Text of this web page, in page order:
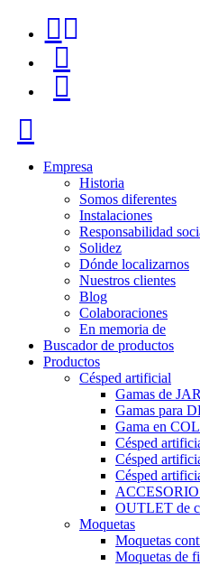
116
96
57
Empresa
Historia
Somos diferentes
Instalaciones
Responsabilidad
Solidez
Dónde localizarnos
Nuestros clientes
Blog
Colaboraciones
En memoria de
Buscador de productos
Productos
Césped artificial
Gamas de
Gamas para
Gama en
Césped
Césped
Césped
OUTLET de
Moquetas
Moquetas
Moquetas de